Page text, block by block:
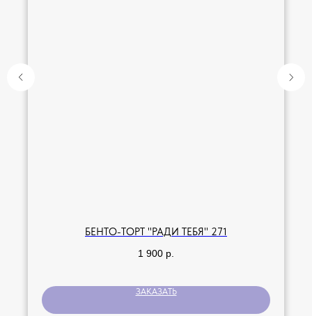
БЕНТО-ТОРТ "РАДИ ТЕБЯ" 271
1 900 р.
ЗАКАЗАТЬ